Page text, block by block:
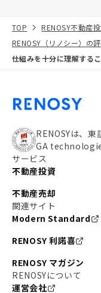
TOP RENOSY不動産
RENOSY（リノシー）の
仕組みを十分に理解する
RENOSYは、
GA
サービス
不動産投資
不動産売却
関連サイト
Modern Standard
RENOSY 利諾喜
RENOSY マガジン
RENOSYについて
運営会社